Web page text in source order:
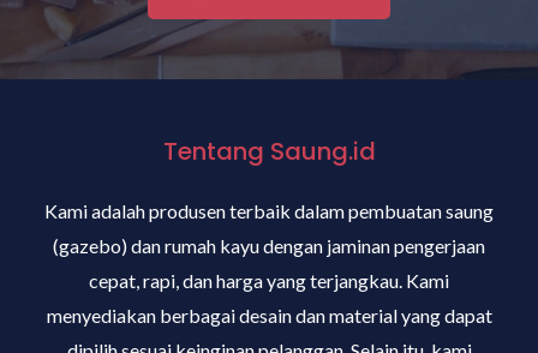
Tentang Saung.id
Kami adalah produsen terbaik dalam pembuatan saung
(gazebo) dan rumah kayu dengan jaminan pengerjaan
cepat, rapi, dan harga yang terjangkau. Kami
menyediakan berbagai desain dan material yang dapat